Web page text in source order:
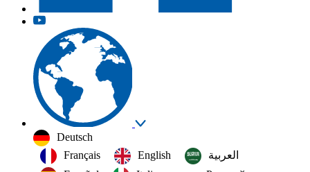
Deutsch
Français
English
العربية‏